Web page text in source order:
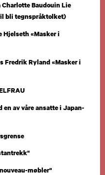
Charlotte Baudouin Lie
bli tegnspråktolket)
Hjelseth «Masker i
Fredrik Ryland «Masker i
en av våre ansatte i Japan-
møbler"